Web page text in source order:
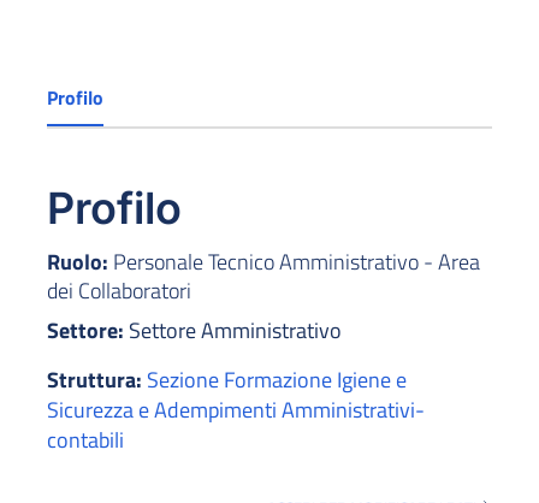
Profilo
Profilo
Ruolo: Personale Tecnico Amministrativo - Area
dei Collaboratori
Settore: Settore Amministrativo
Struttura: Sezione Formazione Igiene e
Sicurezza e Adempimenti Amministrativi-
contabili